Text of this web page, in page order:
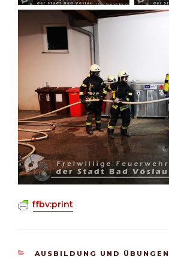
ffbv:print
KATEGORIEN
AUSBILDUNG UND ÜBUNGEN